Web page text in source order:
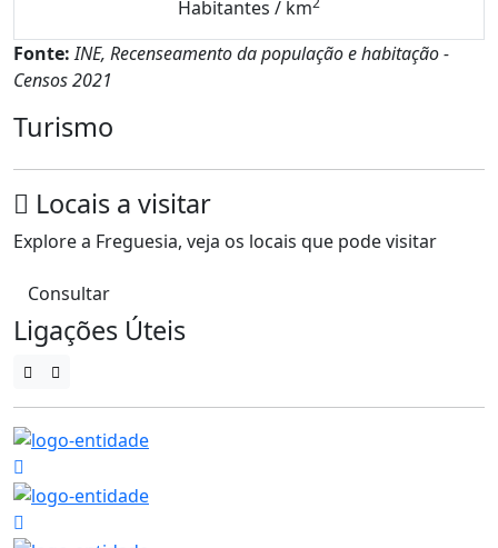
Habitantes / km
Fonte:INE, Recenseamento da população e habitação -
Censos 2021
Turismo
Locais a visitar
Explore a Freguesia, veja os locais que pode visitar
Consultar
Ligações Úteis